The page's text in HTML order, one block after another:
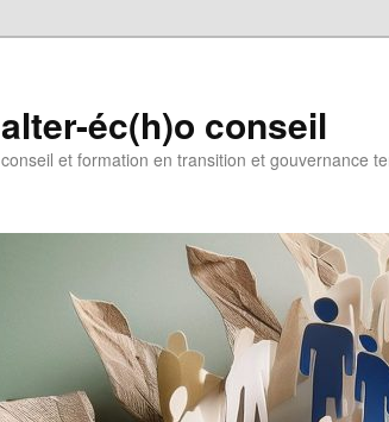
alter-éc(h)o conseil
conseil et formation en transition et gouvernance